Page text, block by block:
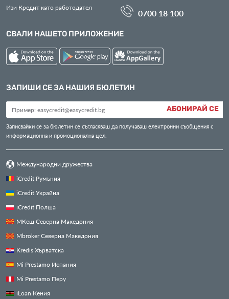
Изи Кредит като работодател
0700 18 100
СВАЛИ НАШЕТО ПРИЛОЖЕНИЕ
ЗАПИШИ СЕ ЗА НАШИЯ БЮЛЕТИН
АБОНИРАЙ СЕ
Записвайки се за бюлетин се съгласяваш да получаваш електронни съобщения с
информационна и промоционална цел.
Международни дружества
iCredit Румъния
iCredit Украйна
iCredit Полша
МКеш Северна Македония
Mbroker Северна Македония
Kredis Хърватска
Mi Prestamo Испания
Mi Prestamo Перу
iLoan Кения